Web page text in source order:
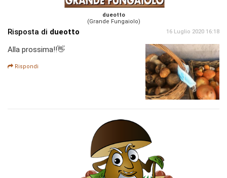
dueotto
(Grande Fungaiolo)
Risposta di dueotto 16 Luglio 2020 16:18
Alla prossima!!👋
Rispondi